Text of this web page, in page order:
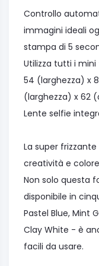
Controllo
immagini ideali
stampa di 5
Utilizza tutti i
54 (larghezza) x
(larghezza) x 62
Lente selfie
La super frizzante
creatività e
Non solo questa
disponibile in
Pastel Blue, Mint
Clay White - è
facili da usare.